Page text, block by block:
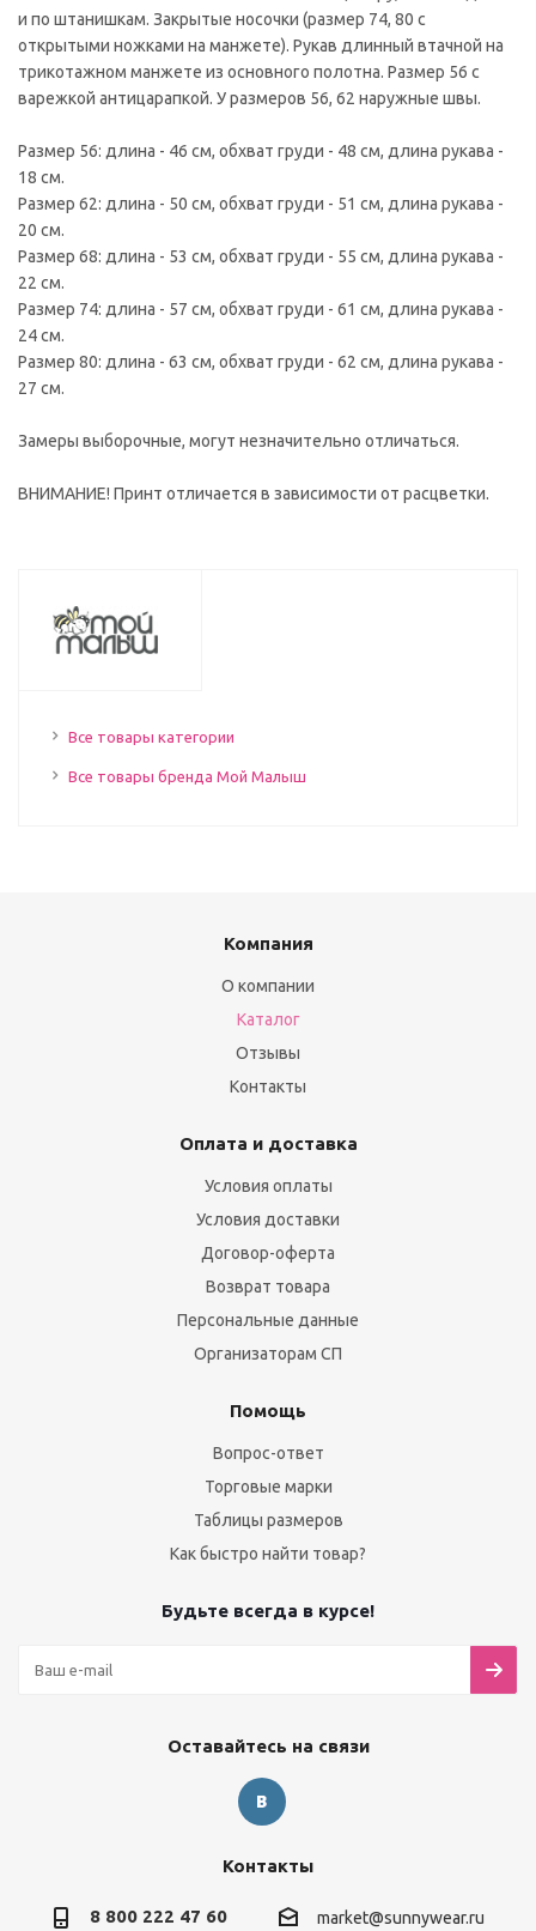
и по штанишкам. Закрытые носочки (размер 74, 80 с
открытыми ножками на манжете). Рукав длинный втачной на
трикотажном манжете из основного полотна. Размер 56 с
варежкой антицарапкой. У размеров 56, 62 наружные швы.
Размер 56: длина - 46 см, обхват груди - 48 см, длина рукава -
18 см.
Размер 62: длина - 50 см, обхват груди - 51 см, длина рукава -
20 см.
Размер 68: длина - 53 см, обхват груди - 55 см, длина рукава -
22 см.
Размер 74: длина - 57 см, обхват груди - 61 см, длина рукава -
24 см.
Размер 80: длина - 63 см, обхват груди - 62 см, длина рукава -
27 см.
Замеры выборочные, могут незначительно отличаться.
ВНИМАНИЕ! Принт отличается в зависимости от расцветки.
Все товары категории
Все товары бренда Мой Малыш
Компания
О компании
Каталог
Отзывы
Контакты
Оплата и доставка
Условия оплаты
Условия доставки
Договор-оферта
Возврат товара
Персональные данные
Организаторам СП
Помощь
Вопрос-ответ
Торговые марки
Таблицы размеров
Как быстро найти товар?
Будьте всегда в курсе!
Оставайтесь на связи
Контакты
8 800 222 47 60 market@sunnywear.ru